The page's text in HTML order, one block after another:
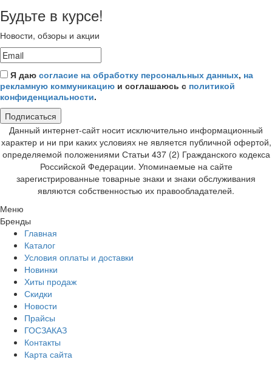
Будьте в курсе!
Новости, обзоры и акции
Я даю согласие на обработку персональных данных, на
рекламную коммуникацию и соглашаюсь с политикой
конфиденциальности.
Подписаться
Данный интернет-сайт носит исключительно информационный
характер и ни при каких условиях не является публичной офертой,
определяемой положениями Статьи 437 (2) Гражданского кодекса
Российской Федерации. Упоминаемые на сайте
зарегистрированные товарные знаки и знаки обслуживания
являются собственностью их правообладателей.
Меню
Бренды
Главная
Каталог
Условия оплаты и доставки
Новинки
Хиты продаж
Скидки
Новости
Прайсы
ГОСЗАКАЗ
Контакты
Карта сайта